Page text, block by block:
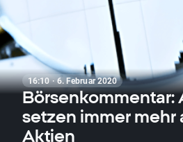
16:10 · 6. Februar 2020
Börsenkommentar:
setzen immer mehr
Aktien